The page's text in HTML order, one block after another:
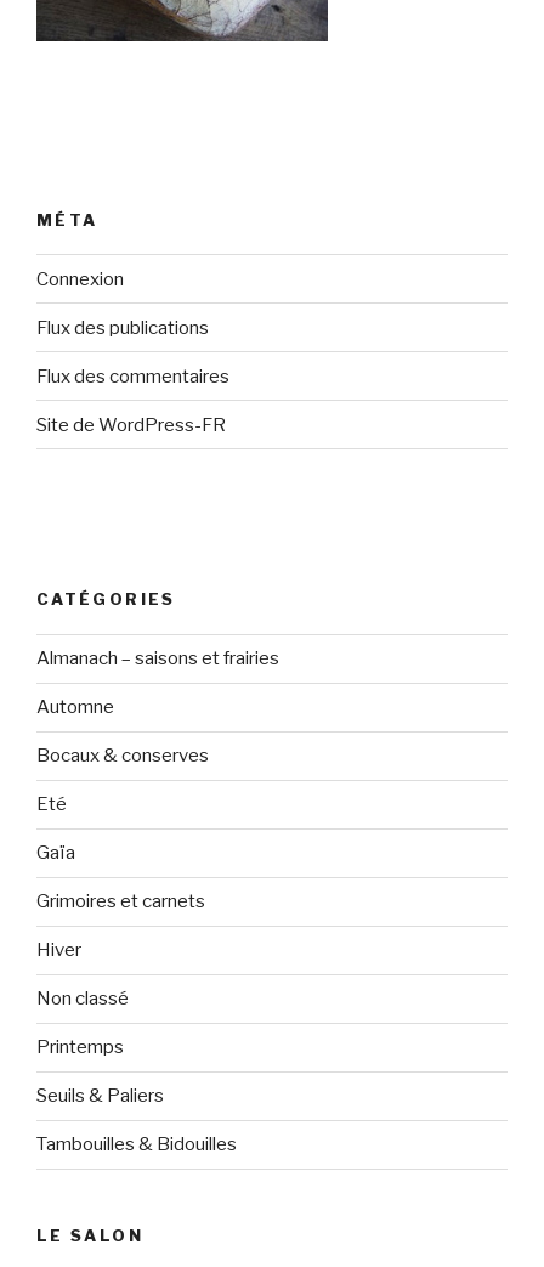
MÉTA
Connexion
Flux des publications
Flux des commentaires
Site de WordPress-FR
CATÉGORIES
Almanach – saisons et frairies
Automne
Bocaux & conserves
Eté
Gaïa
Grimoires et carnets
Hiver
Non classé
Printemps
Seuils & Paliers
Tambouilles & Bidouilles
LE SALON